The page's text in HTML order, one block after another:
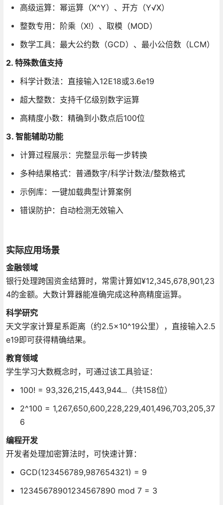
高级运算：幂运算（X^Y）、开方（Y√X）
整数专用：阶乘（X!）、取模（MOD）
数学工具：最大公约数（GCD）、最小公倍数（LCM）
2. 特殊数值支持
科学计数法：直接输入12E18或3.6e19
超大整数：支持千亿级别数字运算
高精度小数：精确到小数点后100位
3. 智能辅助功能
计算过程展示：完整显示每一步转换
多种结果格式：普通数字/科学计数法/整数格式
示例库：一键加载典型计算案例
错误防护：自动检测无效输入
实际应用场景
金融领域
银行处理跨国资金结算时，常需计算如¥12,345,678,901,23
4的金额。大数计算器能准确完成这种高精度运算。
科学研究
天文学家计算星系距离（约2.5×10^19公里），直接输入2.5
e19即可获得精确结果。
教育领域
学生学习大数概念时，可通过该工具验证：
100! = 93,326,215,443,944...（共158位）
2^100 = 1,267,650,600,228,229,401,496,703,205,37
6
编程开发
开发者处理加密算法时，可快速计算：
GCD(123456789,987654321) = 9
12345678901234567890 mod 7 = 3